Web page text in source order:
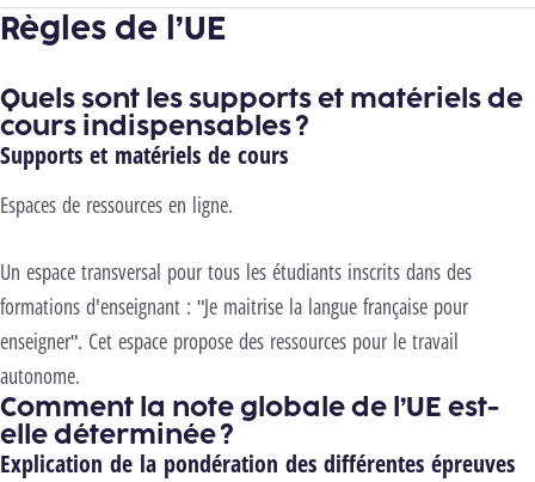
Règles de l’UE
Quels sont les supports et matériels de
cours indispensables ?
Supports et matériels de cours
Espaces de ressources en ligne.
Un espace transversal pour tous les étudiants inscrits dans des
formations d'enseignant : "Je maitrise la langue française pour
enseigner". Cet espace propose des ressources pour le travail
autonome.
Comment la note globale de l’UE est-
elle déterminée ?
Explication de la pondération des différentes épreuves